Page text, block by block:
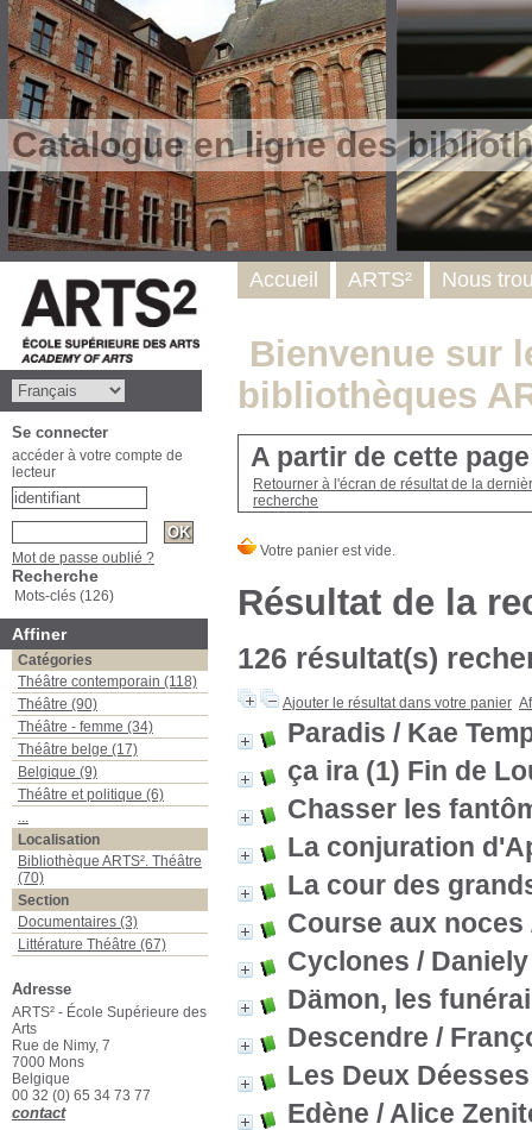
Catalogue en ligne des
Bienvenue sur
bibliothèques
A partir de cette
Retourner à l'écran de résultat de la
recherche
Résultat de la
126 résultat(s)
Ajouter le résultat dans votre panier
Paradis / Kae
ça ira (1) Fin de
Chasser les
La conjuration
La cour des
Course aux noces
Cyclones /
Dämon, les
Descendre /
Les Deux Déesses
Edène / Alice
Accueil ARTS² Nous
Se connecter
accéder à votre compte de
lecteur
Mot de passe oublié ?
Recherche
Mots-clés (126)
Affiner
Catégories
Théâtre contemporain (118)
Théâtre (90)
Théâtre - femme (34)
Théâtre belge (17)
Belgique (9)
Théâtre et politique (6)
Localisation
Bibliothèque ARTS². Théâtre
(70)
Section
Documentaires (3)
Littérature Théâtre (67)
Adresse
ARTS² - École Supérieure des
Arts
Rue de Nimy, 7
7000 Mons
Belgique
00 32 (0) 65 34 73 77
contact